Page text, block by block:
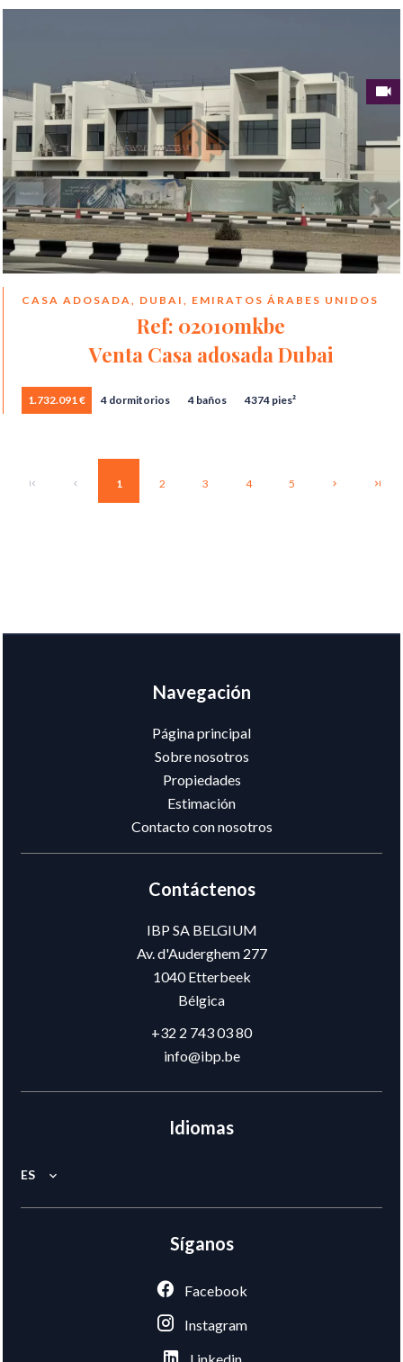
CASA ADOSADA, DUBAI, EMIRATOS ÁRABES UNIDOS
Ref: 02010mkbe
Venta Casa adosada Dubai
1.732.091 € 4 dormitorios 4 baños 4374 pies²
1 2 3 4 5
Navegación
Página principal
Sobre nosotros
Propiedades
Estimación
Contacto con nosotros
Contáctenos
IBP SA BELGIUM
Av. d'Auderghem 277
1040Etterbeek
Bélgica
+32 2 743 03 80
info@ibp.be
Idiomas
ES
Síganos
Facebook
Instagram